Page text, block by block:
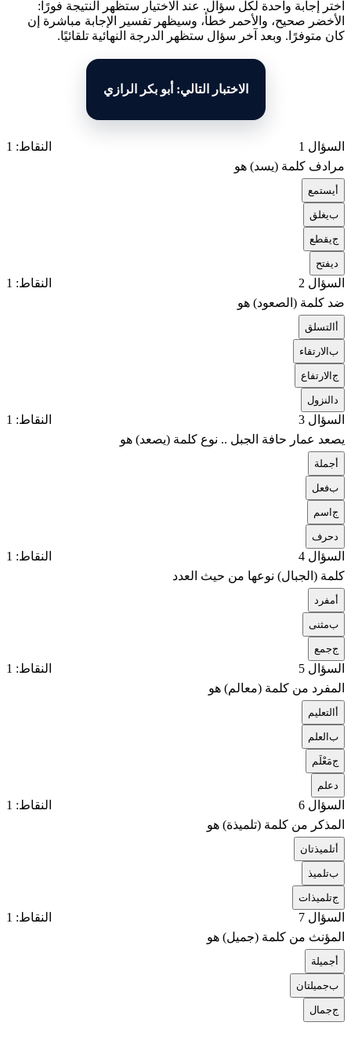
اختر إجابة واحدة لكل سؤال. عند الاختيار ستظهر النتيجة فورًا:
الأخضر صحيح، والأحمر خطأ، وسيظهر تفسير الإجابة مباشرة إن
كان متوفرًا. وبعد آخر سؤال ستظهر الدرجة النهائية تلقائيًا.
الاختبار التالي: أبو بكر الرازي
السؤال 1
النقاط: 1
مرادف كلمة (يسد) هو
يستمع
بيغلق
جيقطع
يفتح
السؤال 2
النقاط: 1
ضد كلمة (الصعود) هو
التسلق
بالارتقاء
جالارتفاع
النزول
السؤال 3
النقاط: 1
يصعد عمار حافة الجبل .. نوع كلمة (يصعد) هو
جملة
بفعل
جاسم
حرف
السؤال 4
النقاط: 1
كلمة (الجبال) نوعها من حيث العدد
مفرد
بمثنى
ججمع
السؤال 5
النقاط: 1
المفرد من كلمة (معالم) هو
التعليم
بالعلم
جمَعْلَم
علم
السؤال 6
النقاط: 1
المذكر من كلمة (تلميذة) هو
تلميذتان
بتلميذ
جتلميذات
السؤال 7
النقاط: 1
المؤنث من كلمة (جميل) هو
جميلة
بجميلتان
ججمال